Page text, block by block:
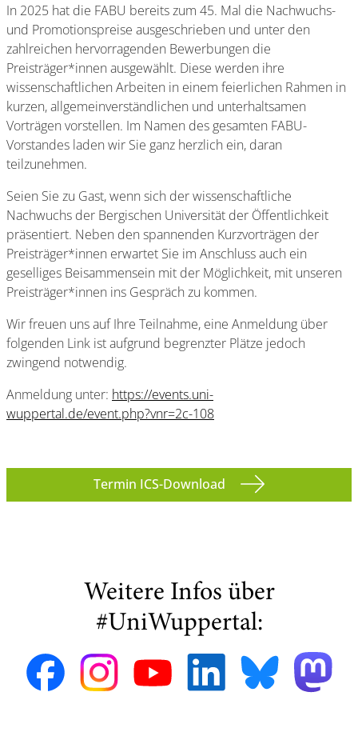
In 2025 hat die FABU bereits zum 45. Mal die Nachwuchs-
und Promotionspreise ausgeschrieben und unter den
zahlreichen hervorragenden Bewerbungen die
Preisträger*innen ausgewählt. Diese werden ihre
wissenschaftlichen Arbeiten in einem feierlichen Rahmen in
kurzen, allgemeinverständlichen und unterhaltsamen
Vorträgen vorstellen. Im Namen des gesamten FABU-
Vorstandes laden wir Sie ganz herzlich ein, daran
teilzunehmen.
Seien Sie zu Gast, wenn sich der wissenschaftliche
Nachwuchs der Bergischen Universität der Öffentlichkeit
präsentiert. Neben den spannenden Kurzvorträgen der
Preisträger*innen erwartet Sie im Anschluss auch ein
geselliges Beisammensein mit der Möglichkeit, mit unseren
Preisträger*innen ins Gespräch zu kommen.
Wir freuen uns auf Ihre Teilnahme, eine Anmeldung über
folgenden Link ist aufgrund begrenzter Plätze jedoch
zwingend notwendig.
Anmeldung unter: https://events.uni-
wuppertal.de/event.php?vnr=2c-108
Termin ICS-Download
Weitere Infos über
#UniWuppertal: